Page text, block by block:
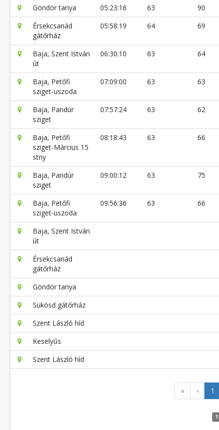
Göndör tanya
05:23:16 63
90
Érsekcsanád
gátőrház
05:58:19 64 69
Baja, Szent István
út
06:30:10 63 64
Baja, Petőfi
sziget-uszoda
07:09:00 63 63
Baja, Pandúr
sziget
07:57:24 63 62
Baja, Petőfi
sziget-Március 15
stny
08:18:43 63 66
Baja, Pandúr
sziget
09:00:12 63 75
Baja, Petőfi
sziget-uszoda
09:56:36 63 66
Baja, Szent István
út
Érsekcsanád
gátőrház
Göndör tanya
Sükösd gátőrház
Szent László híd
Keselyűs
Szent László híd
« ‹ 1